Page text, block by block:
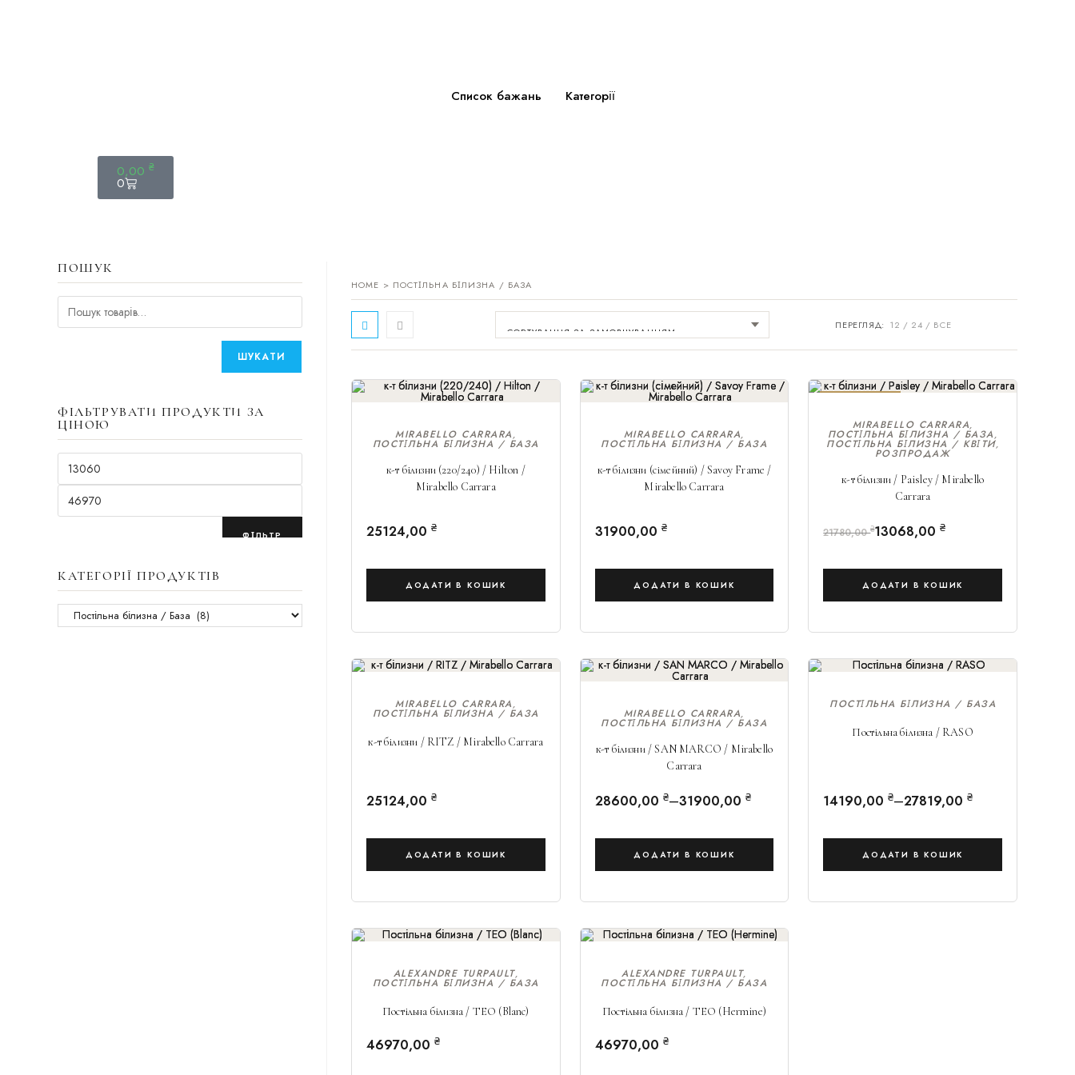
Список бажань Категорії
0,00 ₴
0
HOME > ПОСТІЛЬНА БІЛИЗНА / БАЗА
ПЕРЕГЛЯД: 12 24 ВСЕ
MIRABELLO CARRARA,
ПОСТІЛЬНА БІЛИЗНА / БАЗА
к-т білизни (220/240) / Hilton /
Mirabello Carrara
25124,00 ₴
ДОДАТИ В КОШИК
MIRABELLO CARRARA,
ПОСТІЛЬНА БІЛИЗНА / БАЗА
к-т білизни (сімейний) / Savoy Frame /
Mirabello Carrara
31900,00 ₴
ДОДАТИ В КОШИК
MIRABELLO CARRARA,
ПОСТІЛЬНА БІЛИЗНА / БАЗА,
ПОСТІЛЬНА БІЛИЗНА / КВІТИ,
РОЗПРОДАЖ
к-т білизни / Paisley / Mirabello
Carrara
21780,00₴13068,00₴
ДОДАТИ В КОШИК
MIRABELLO CARRARA,
ПОСТІЛЬНА БІЛИЗНА / БАЗА
к-т білизни / RITZ / Mirabello Carrara
25124,00 ₴
ДОДАТИ В КОШИК
MIRABELLO CARRARA,
ПОСТІЛЬНА БІЛИЗНА / БАЗА
к-т білизни / SAN MARCO / Mirabello
Carrara
28600,00 ₴–31900,00 ₴
ДОДАТИ В КОШИК
ПОСТІЛЬНА БІЛИЗНА / БАЗА
Постільна білизна / RASO
14190,00₴–27819,00₴
ДОДАТИ В КОШИК
ALEXANDRE TURPAULT,
ПОСТІЛЬНА БІЛИЗНА / БАЗА
Постільна білизна / ТЕО (Blanc)
46970,00 ₴
ALEXANDRE TURPAULT,
ПОСТІЛЬНА БІЛИЗНА / БАЗА
Постільна білизна / ТЕО (Hermine)
46970,00 ₴
ПОШУК
ШУКАТИ
ФІЛЬТРУВАТИ ПРОДУКТИ ЗА
ЦІНОЮ
ФІЛЬТР
КАТЕГОРІЇ ПРОДУКТІВ